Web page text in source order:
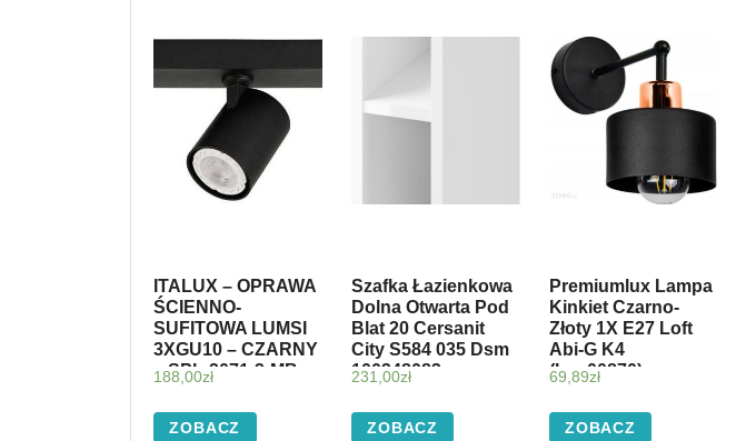
ITALUX – OPRAWA
ŚCIENNO-
SUFITOWA LUMSI
3XGU10 – CZARNY
– SPL-2071-3-MB-
188,00zł
ZOBACZ
Szafka Łazienkowa
Dolna Otwarta Pod
Blat 20 Cersanit
City S584 035 Dsm
100348083
231,00zł
ZOBACZ
Premiumlux Lampa
Kinkiet Czarno-
Złoty 1X E27 Loft
Abi-G K4
(Lux00870)
69,89zł
ZOBACZ